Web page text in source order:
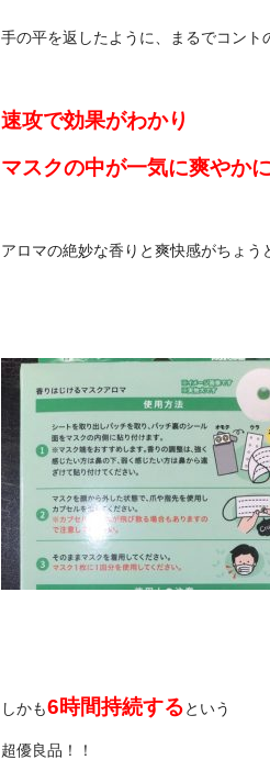
手の平を返したように、まるでコント
速攻で効果がわかり
マスクの中が一気に爽やか
アロマの絶妙な香りと爽快感がちょう
しかも6時間持続するという
超優良品！！